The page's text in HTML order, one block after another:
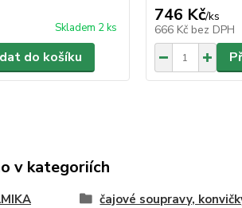
Skladem 2 ks
do košíku
746 Kč/ks
666 Kč bez DPH
v kategoriích
čajové soupravy,